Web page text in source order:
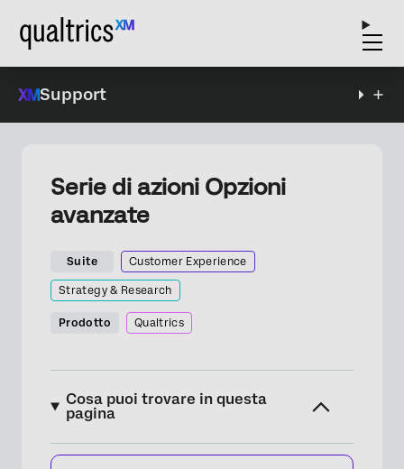
Support
Serie di azioni Opzioni
avanzate
Suite Customer Experience
Strategy & Research
Prodotto Qualtrics
Cosa puoi trovare in questa
pagina
Informazioni sulle opzioni avanzate della